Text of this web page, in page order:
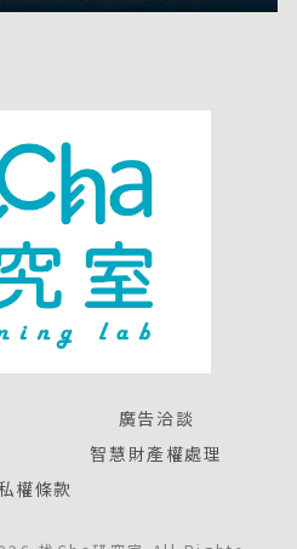
廣告洽談
智慧財產權處理
權條款